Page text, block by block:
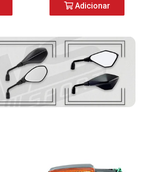
Adicionar